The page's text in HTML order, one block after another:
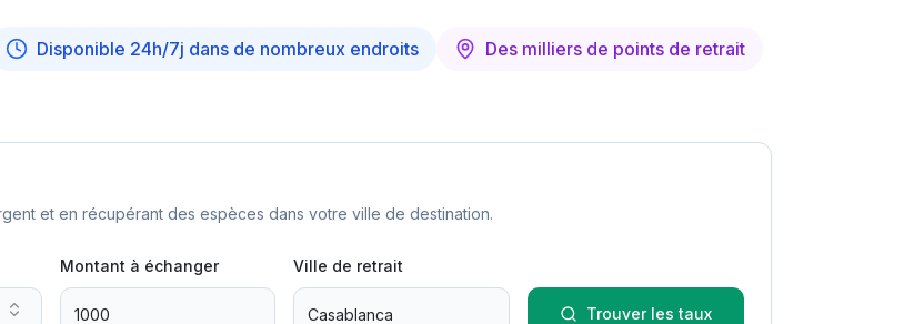
Disponible 24h/7j dans de nombreux endroits Des milliers de points de retrait
et en récupérant des espèces dans votre ville de destination.
Montant à échanger Ville de retrait
Trouver les taux